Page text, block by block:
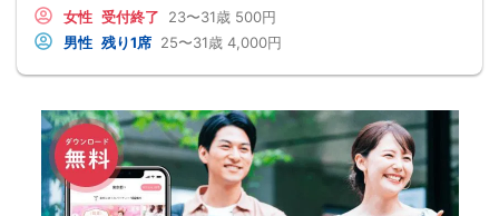
女性 受付終了 23〜31歳 500円
男性 残り1席 25〜31歳 4,000円